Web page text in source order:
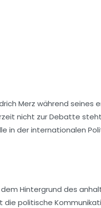
Merz während seines
nicht zur Debatte
in der internationalen
Hintergrund des
die politische